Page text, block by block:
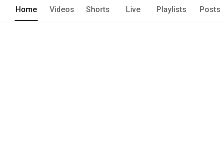
Home Videos Shorts Live Playlists Posts